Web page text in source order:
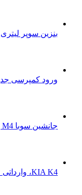
بنزین سوپر لیتری ۱۳۰ هزار تومان شد!
ورود کمپرسی
جانشین سوبا M4 با چهره و پیشرانه ای متفاوت!
KIA K4، وارداتی متفاوت هرمس خودرو برای بازار ایران